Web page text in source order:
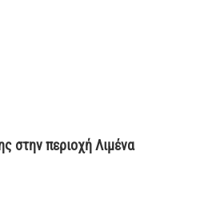
στην περιοχή Λιμένα